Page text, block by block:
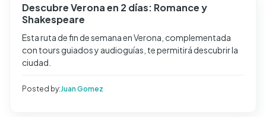
Descubre Verona en 2 días: Romance y
Shakespeare
Esta ruta de fin de semana en Verona, complementada
con tours guiados y audioguías, te permitirá descubrir la
ciudad.
Posted by:Juan Gomez